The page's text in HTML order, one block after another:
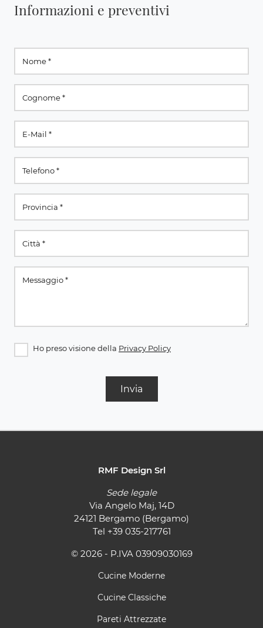
Informazioni e preventivi
Ho preso visione della Privacy Policy
Invia
RMF Design Srl
Sede legale
Via Angelo Maj, 14D
24121 Bergamo (Bergamo)
Tel +39 035-217761
© 2026 - P.IVA 03909030169
Cucine Moderne
Cucine Classiche
Pareti Attrezzate